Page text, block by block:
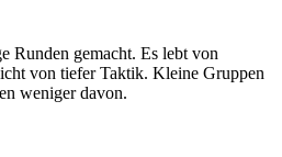
Runden gemacht. Es lebt von
von tiefer Taktik. Kleine Gruppen
weniger davon.